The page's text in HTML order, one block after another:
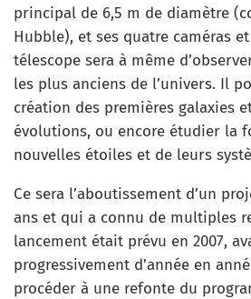
principal de 6,5 m de diamètre
Hubble), et ses quatre caméras
télescope sera à même
les plus anciens de l’univers. Il
création des premières galaxies
évolutions, ou encore étudier la
nouvelles étoiles et de leurs
Ce sera l’aboutissement d’un
ans et qui a connu de multiples
lancement était prévu en 2007,
progressivement d’année en
procéder à une refonte du